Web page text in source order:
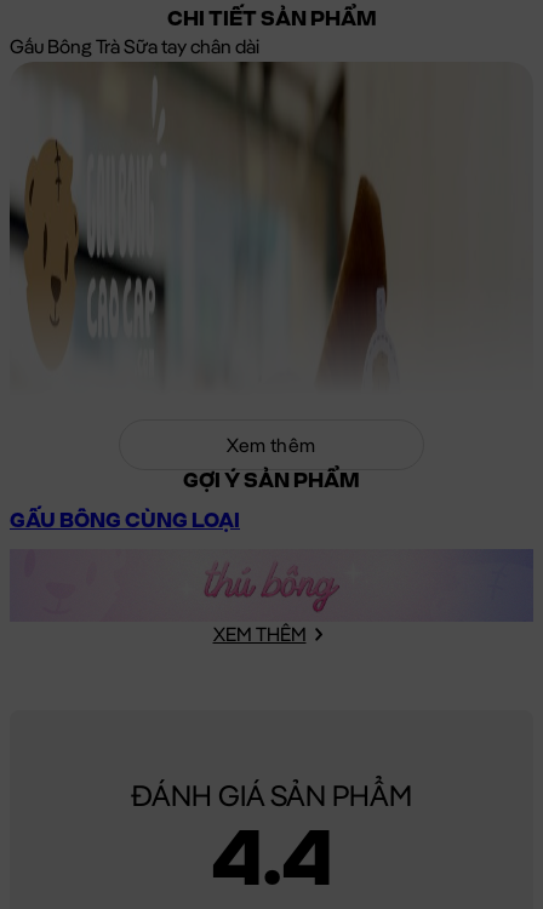
CHI TIẾT SẢN PHẨM
Gấu Bông Trà Sữa tay chân dài
Xem thêm
GỢI Ý SẢN PHẨM
GẤU BÔNG CÙNG LOẠI
XEM THÊM
ĐÁNH GIÁ SẢN PHẨM
4.4